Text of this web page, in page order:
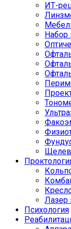
ИТ-
Набор
Лазер
Психология